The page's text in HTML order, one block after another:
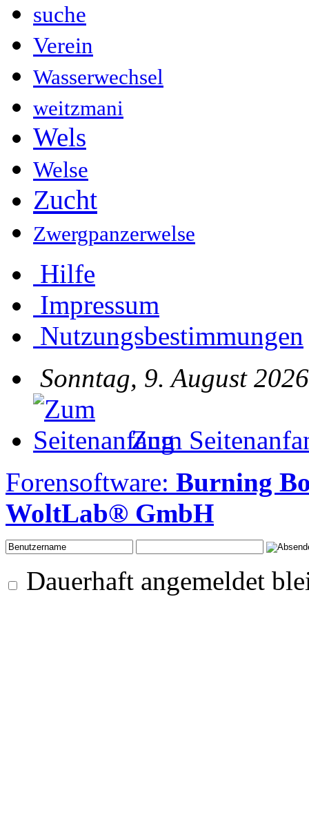
suche
Verein
Wasserwechsel
weitzmani
Wels
Welse
Zucht
Zwergpanzerwelse
Hilfe
Impressum
Nutzungsbestimmungen
Sonntag, 9. August
Zum
Forensoftware: Burning
WoltLab® GmbH
Dauerhaft angemeldet